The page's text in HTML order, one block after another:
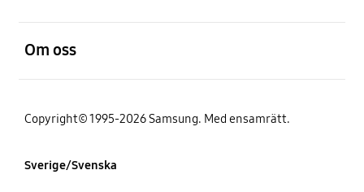
Om oss
Copyright© 1995-2026 Samsung. Med ensamrätt.
Sverige/Svenska